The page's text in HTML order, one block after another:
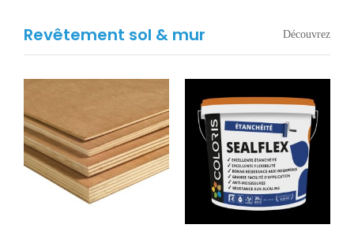
Revêtement sol & mur Découvrez